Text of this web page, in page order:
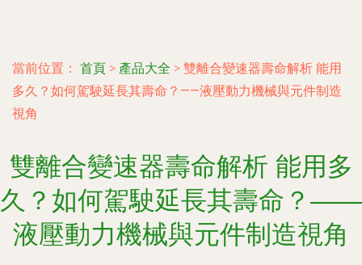
當前位置： 首頁 > 產品大全 > 雙離合變速器壽命解析 能用
多久？如何駕駛延長其壽命？——液壓動力機械與元件制造
視角
雙離合變速器壽命解析 能用多
久？如何駕駛延長其壽命？——
液壓動力機械與元件制造視角